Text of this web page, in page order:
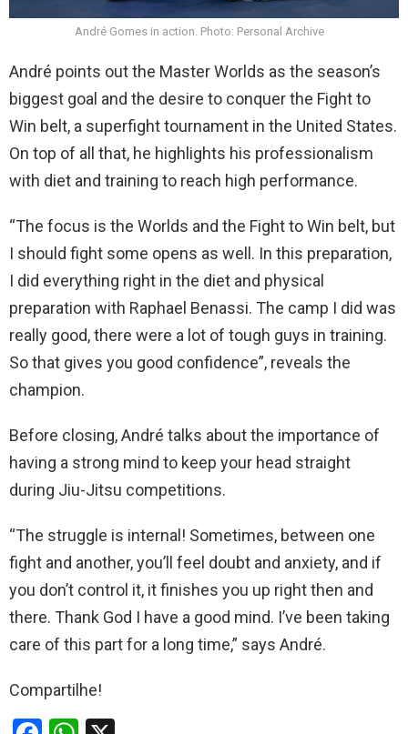
André Gomes in action. Photo: Personal Archive
André points out the Master Worlds as the season’s
biggest goal and the desire to conquer the Fight to
Win belt, a superfight tournament in the United States.
On top of all that, he highlights his professionalism
with diet and training to reach high performance.
“The focus is the Worlds and the Fight to Win belt, but
I should fight some opens as well. In this preparation,
I did everything right in the diet and physical
preparation with Raphael Benassi. The camp I did was
really good, there were a lot of tough guys in training.
So that gives you good confidence”, reveals the
champion.
Before closing, André talks about the importance of
having a strong mind to keep your head straight
during Jiu-Jitsu competitions.
“The struggle is internal! Sometimes, between one
fight and another, you’ll feel doubt and anxiety, and if
you don’t control it, it finishes you up right then and
there. Thank God I have a good mind. I’ve been taking
care of this part for a long time,” says André.
Compartilhe!